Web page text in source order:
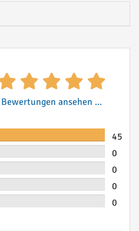
Bewertungen ansehen ...
45
0
0
0
0